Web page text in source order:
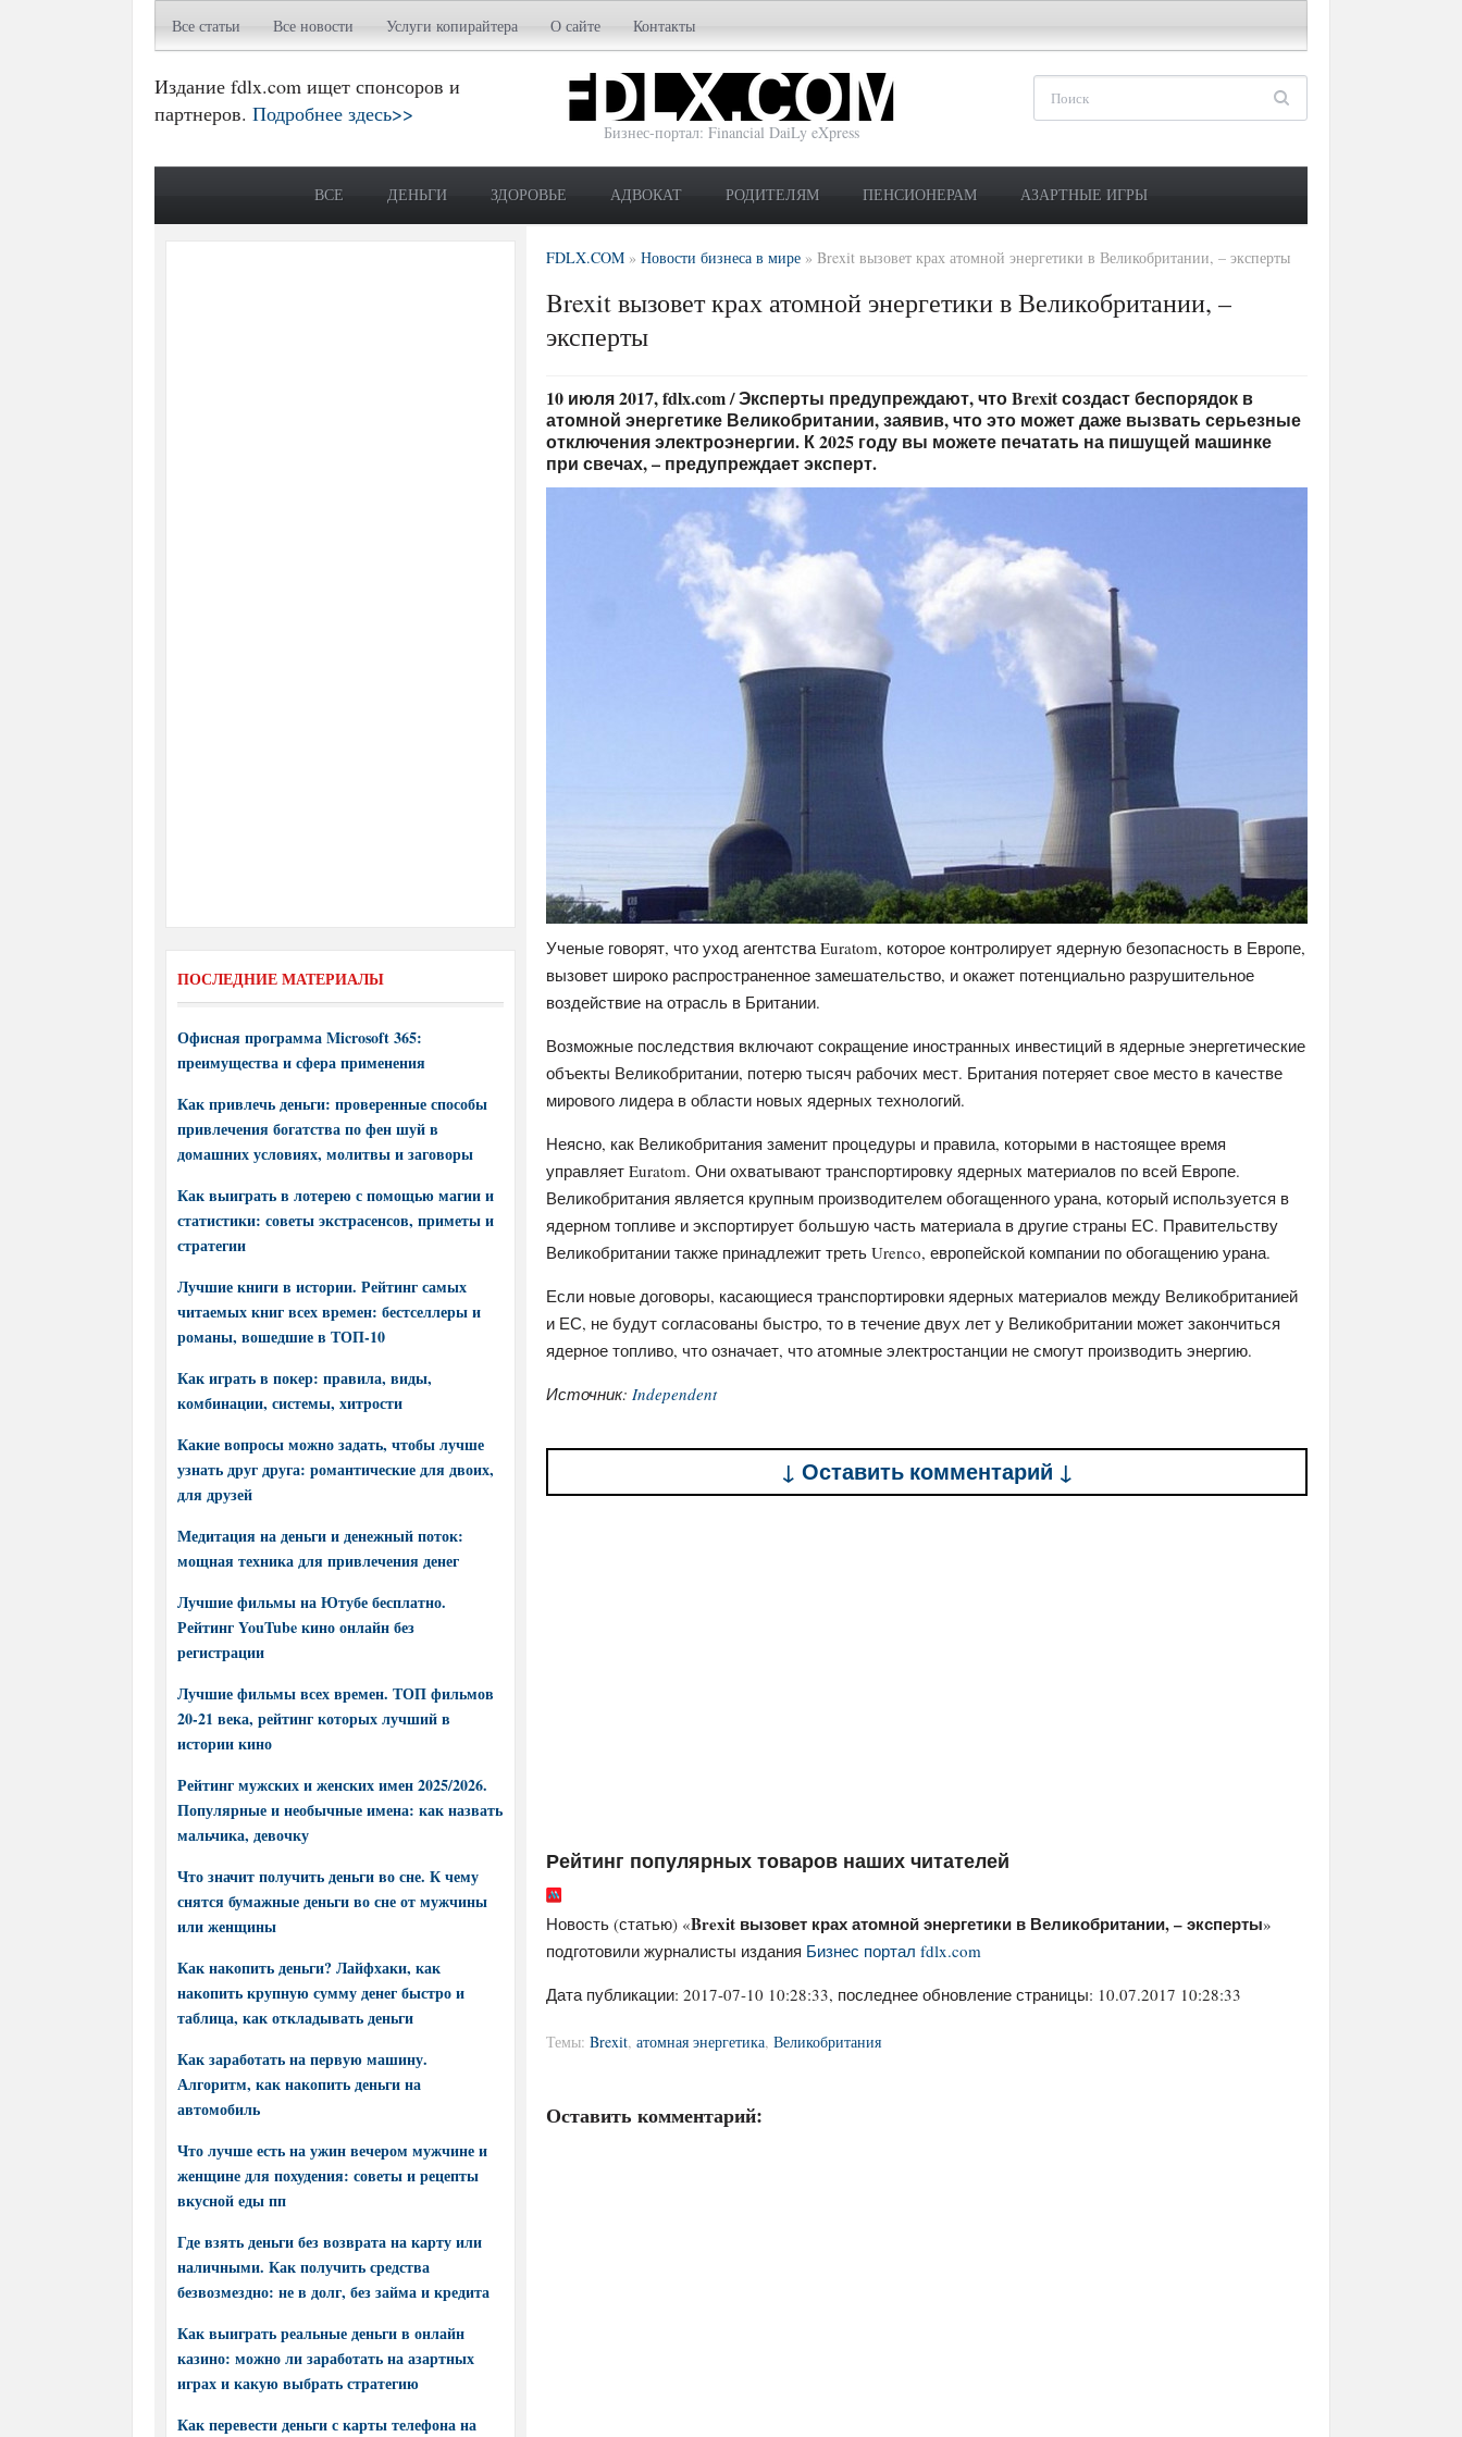
Все статьи Все новости Услуги копирайтера О сайте Контакты
Издание fdlx.com ищет спонсоров и
партнеров. Подробнее здесь>>
Бизнес-портал: Financial DaiLy eXpress
ВСЕ ДЕНЬГИ ЗДОРОВЬЕ АДВОКАТ РОДИТЕЛЯМ ПЕНСИОНЕРАМ АЗАРТНЫЕ ИГРЫ
FDLX.COM » Новости бизнеса в мире » Brexit вызовет крах атомной энергетики в Великобритании, – эксперты
Brexit вызовет крах атомной энергетики в Великобритании, –
эксперты
10 июля 2017, fdlx.com / Эксперты предупреждают, что Brexit создаст беспорядок в
атомной энергетике Великобритании, заявив, что это может даже вызвать серьезные
отключения электроэнергии. К 2025 году вы можете печатать на пишущей машинке
при свечах, – предупреждает эксперт.
Ученые говорят, что уход агентства Euratom, которое контролирует ядерную безопасность в Европе,
вызовет широко распространенное замешательство, и окажет потенциально разрушительное
воздействие на отрасль в Британии.
Возможные последствия включают сокращение иностранных инвестиций в ядерные энергетические
объекты Великобритании, потерю тысяч рабочих мест. Британия потеряет свое место в качестве
мирового лидера в области новых ядерных технологий.
Неясно, как Великобритания заменит процедуры и правила, которыми в настоящее время
управляет Euratom. Они охватывают транспортировку ядерных материалов по всей Европе.
Великобритания является крупным производителем обогащенного урана, который используется в
ядерном топливе и экспортирует большую часть материала в другие страны ЕС. Правительству
Великобритании также принадлежит треть Urenco, европейской компании по обогащению урана.
Если новые договоры, касающиеся транспортировки ядерных материалов между Великобританией
и ЕС, не будут согласованы быстро, то в течение двух лет у Великобритании может закончиться
ядерное топливо, что означает, что атомные электростанции не смогут производить энергию.
Источник: Independent
↓ Оставить комментарий ↓
Рейтинг популярных товаров наших читателей
Новость (статью) «Brexit вызовет крах атомной энергетики в Великобритании, – эксперты»
подготовили журналисты издания Бизнес портал fdlx.com
Дата публикации: 2017-07-10 10:28:33, последнее обновление страницы: 10.07.2017 10:28:33
Темы: Brexit, атомная энергетика, Великобритания
Оставить комментарий:
ПОСЛЕДНИЕ МАТЕРИАЛЫ
Офисная программа Microsoft 365:
преимущества и сфера применения
Как привлечь деньги: проверенные способы
привлечения богатства по фен шуй в
домашних условиях, молитвы и заговоры
Как выиграть в лотерею с помощью магии и
статистики: советы экстрасенсов, приметы и
стратегии
Лучшие книги в истории. Рейтинг самых
читаемых книг всех времен: бестселлеры и
романы, вошедшие в ТОП-10
Как играть в покер: правила, виды,
комбинации, системы, хитрости
Какие вопросы можно задать, чтобы лучше
узнать друг друга: романтические для двоих,
для друзей
Медитация на деньги и денежный поток:
мощная техника для привлечения денег
Лучшие фильмы на Ютубе бесплатно.
Рейтинг YouTube кино онлайн без
регистрации
Лучшие фильмы всех времен. ТОП фильмов
20-21 века, рейтинг которых лучший в
истории кино
Рейтинг мужских и женских имен 2025/2026.
Популярные и необычные имена: как назвать
мальчика, девочку
Что значит получить деньги во сне. К чему
снятся бумажные деньги во сне от мужчины
или женщины
Как накопить деньги? Лайфхаки, как
накопить крупную сумму денег быстро и
таблица, как откладывать деньги
Как заработать на первую машину.
Алгоритм, как накопить деньги на
автомобиль
Что лучше есть на ужин вечером мужчине и
женщине для похудения: советы и рецепты
вкусной еды пп
Где взять деньги без возврата на карту или
наличными. Как получить средства
безвозмездно: не в долг, без займа и кредита
Как выиграть реальные деньги в онлайн
казино: можно ли заработать на азартных
играх и какую выбрать стратегию
Как перевести деньги с карты телефона на